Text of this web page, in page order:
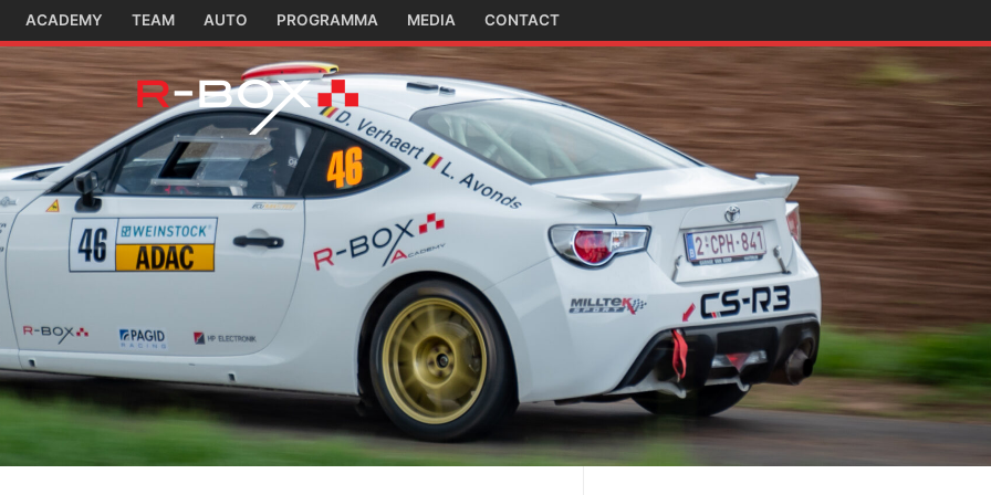
ACADEMY TEAM AUTO PROGRAMMA MEDIA CONTACT